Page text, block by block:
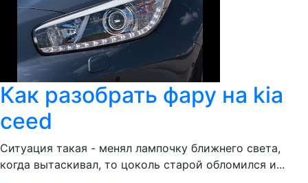
Как разобрать фару на kia
ceed
Ситуация такая - менял лампочку ближнего света,
когда вытаскивал, то цоколь старой обломился и...